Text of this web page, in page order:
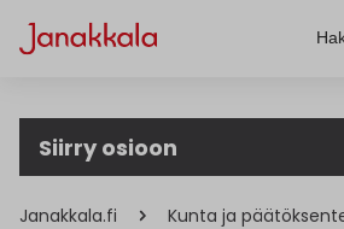
Siirry osioon
Janakkala.fi Kunta ja